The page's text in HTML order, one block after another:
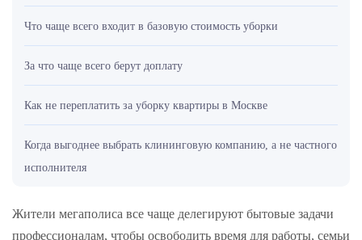
Что чаще всего входит в базовую стоимость уборки
За что чаще всего берут доплату
Как не переплатить за уборку квартиры в Москве
Когда выгоднее выбрать клининговую компанию, а не частного
исполнителя
Жители мегаполиса все чаще делегируют бытовые задачи
профессионалам, чтобы освободить время для работы, семьи